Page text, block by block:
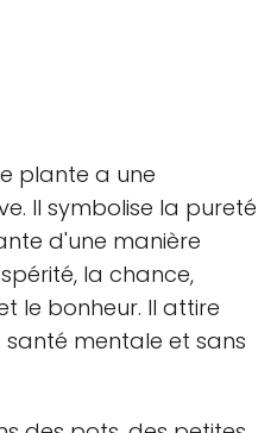
plante a une
Il symbolise la pureté
d'une manière
la chance,
le bonheur. Il attire
mentale et sans